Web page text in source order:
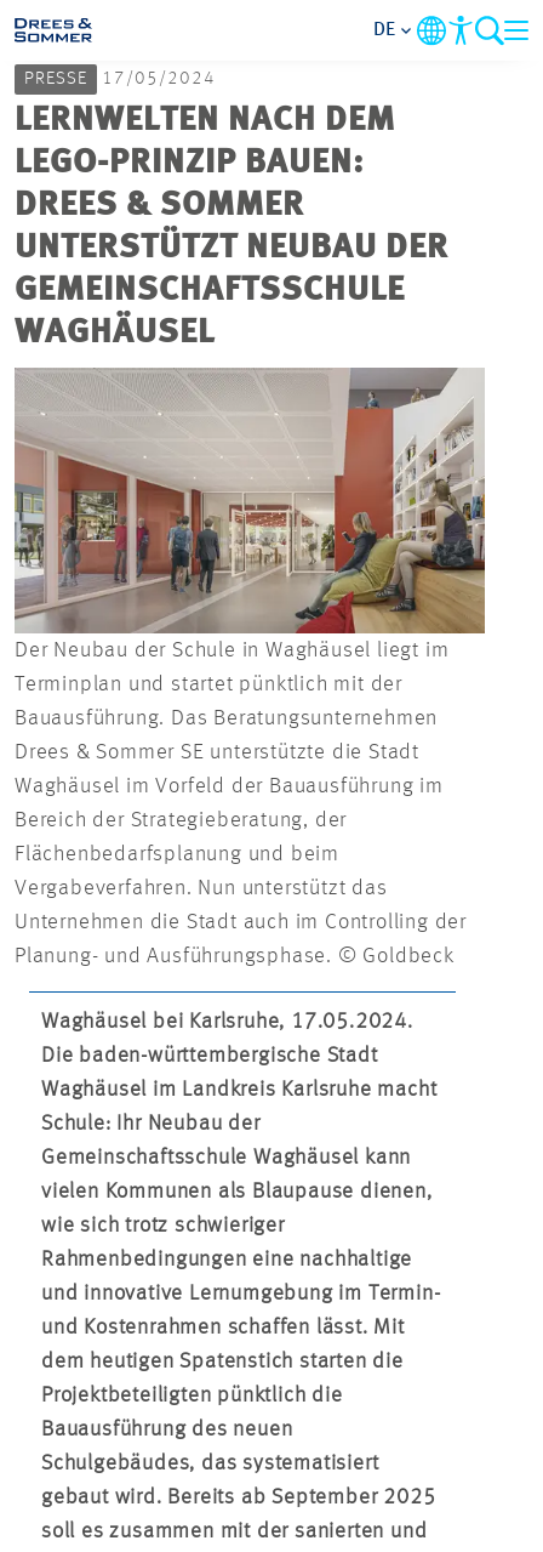
MARKETS
SERVICES
UNTERNEHMEN
KARRIERE
PROJEKTE
KONTAKT
DE
PRESSE 17/05/2024
LERNWELTEN NACH DEM
LEGO-PRINZIP BAUEN:
DREES & SOMMER
UNTERSTÜTZT NEUBAU DER
GEMEINSCHAFTSSCHULE
WAGHÄUSEL
Der Neubau der Schule in Waghäusel liegt im
Terminplan und startet pünktlich mit der
Bauausführung. Das Beratungsunternehmen
Drees & Sommer SE unterstützte die Stadt
Waghäusel im Vorfeld der Bauausführung im
Bereich der Strategieberatung, der
Flächenbedarfsplanung und beim
Vergabeverfahren. Nun unterstützt das
Unternehmen die Stadt auch im Controlling der
Planung- und Ausführungsphase. © Goldbeck
Waghäusel bei Karlsruhe, 17.05.2024.
Die baden-württembergische Stadt
Waghäusel im Landkreis Karlsruhe macht
Schule: Ihr Neubau der
Gemeinschaftsschule Waghäusel kann
vielen Kommunen als Blaupause dienen,
wie sich trotz schwieriger
Rahmenbedingungen eine nachhaltige
und innovative Lernumgebung im Termin-
und Kostenrahmen schaffen lässt. Mit
dem heutigen Spatenstich starten die
Projektbeteiligten pünktlich die
Bauausführung des neuen
Schulgebäudes, das systematisiert
gebaut wird. Bereits ab September 2025
soll es zusammen mit der sanierten und